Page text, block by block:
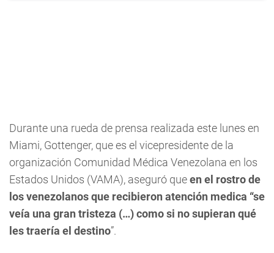
Durante una rueda de prensa realizada este lunes en
Miami, Gottenger, que es el vicepresidente de la
organización Comunidad Médica Venezolana en los
Estados Unidos (VAMA), aseguró queen el rostro de
los venezolanos que recibieron atención medica “se
veía una gran tristeza (…) como si no supieran qué
les traería el destino”.